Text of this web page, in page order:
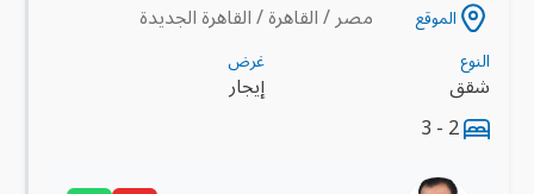
الموقع مصر / القاهرة / القاهرة الجديدة
النوع
شقق
غرض
إيجار
2 - 3